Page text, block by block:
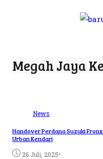
Megah Jaya
News
Handover Perdana Suzuki
Urban Kendari
26 Juli, 2025•